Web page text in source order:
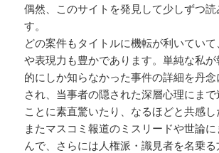
偶然、このサイトを発見して少しずつ読
す。
どの案件もタイトルに機転が利いてい
や表現力も豊かであります。単純な私
的にしか知らなかった事件の詳細を丹
され、当事者の隠された深層心理にま
ことに素直驚いたり、なるほどと共感し
またマスコミ報道のミスリードや世論
んで、さらには人権派・識見者を名乗